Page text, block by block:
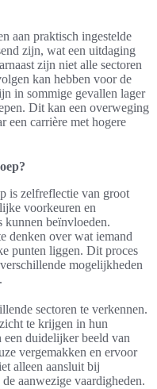
aan praktisch ingestelde
zijn, wat een uitdaging
zijn niet alle sectoren
kan hebben voor de
in sommige gevallen lager
Dit kan een overweging
een carrière met hogere
is zelfreflectie van groot
voorkeuren en
kunnen beïnvloeden.
denken over wat iemand
punten liggen. Dit proces
mogelijkheden
sectoren te verkennen.
te krijgen in hun
duidelijker beeld van
vergemakken en ervoor
alleen aansluit bij
aanwezige vaardigheden.